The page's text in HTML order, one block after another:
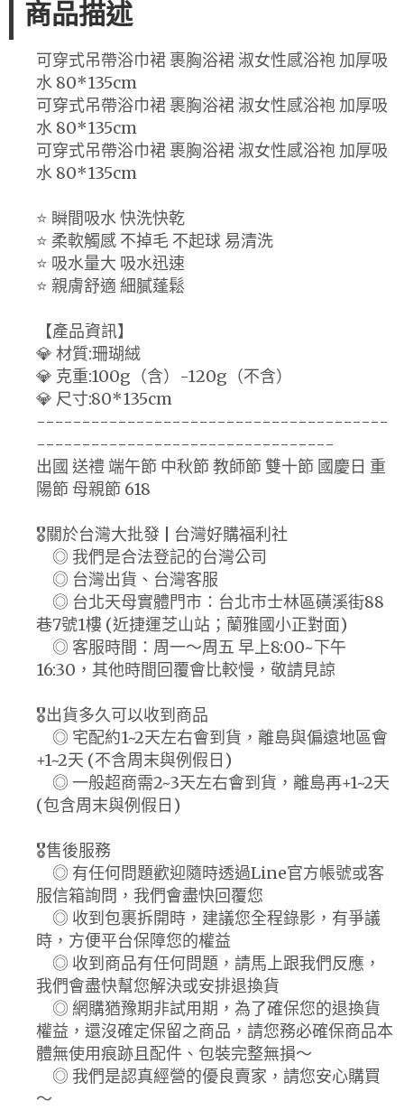
商品描述
可穿式吊帶浴巾裙 裹胸浴裙 淑女性感浴袍 加厚吸
水 80*135cm
可穿式吊帶浴巾裙 裹胸浴裙 淑女性感浴袍 加厚吸
水 80*135cm
可穿式吊帶浴巾裙 裹胸浴裙 淑女性感浴袍 加厚吸
水 80*135cm
⭐ 瞬間吸水 快洗快乾
⭐ 柔軟觸感 不掉毛 不起球 易清洗
⭐ 吸水量大 吸水迅速
⭐ 親膚舒適 細膩蓬鬆
【產品資訊】
💎 材質:珊瑚絨
💎 克重:100g（含）-120g（不含）
💎 尺寸:80*135cm
---------------------------------------
---------------------------------
出國 送禮 端午節 中秋節 教師節 雙十節 國慶日 重
陽節 母親節 618
🎖️關於台灣大批發 | 台灣好購福利社
◎ 我們是合法登記的台灣公司
◎ 台灣出貨、台灣客服
◎ 台北天母實體門市：台北市士林區磺溪街88
巷7號1樓 (近捷運芝山站；蘭雅國小正對面)
◎ 客服時間：周一～周五 早上8:00~下午
16:30，其他時間回覆會比較慢，敬請見諒
🎖️出貨多久可以收到商品
◎ 宅配約1~2天左右會到貨，離島與偏遠地區會
+1~2天 (不含周末與例假日)
◎ 一般超商需2~3天左右會到貨，離島再+1~2天
(包含周末與例假日)
🎖️售後服務
◎ 有任何問題歡迎隨時透過Line官方帳號或客
服信箱詢問，我們會盡快回覆您
◎ 收到包裹拆開時，建議您全程錄影，有爭議
時，方便平台保障您的權益
◎ 收到商品有任何問題，請馬上跟我們反應，
我們會盡快幫您解決或安排退換貨
◎ 網購猶豫期非試用期，為了確保您的退換貨
權益，還沒確定保留之商品，請您務必確保商品本
體無使用痕跡且配件、包裝完整無損～
◎ 我們是認真經營的優良賣家，請您安心購買
～